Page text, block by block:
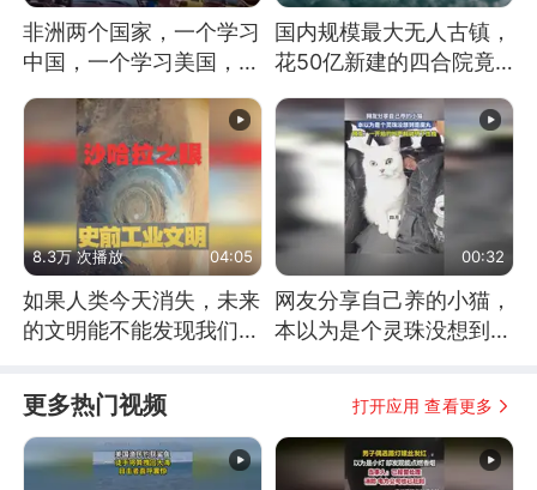
非洲两个国家，一个学习
中国，一个学习美国，结
国内规模最大无人古镇，
花50亿新建的四合院竟
8.3万 次播放 04:05
如果人类今天消失，未来
的文明能不能发现我们存
00:32
网友分享自己养的小猫，
本以为是个灵珠没想到是
更多热门视频 打开应用 查看更多